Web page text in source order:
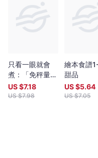
只看一眼就會
煮：「免秤量」
「免菜刀」「免
剩食」「免開
US $7.18
US $7.98
繪本食譜
甜品
US $5.64
US $7.05